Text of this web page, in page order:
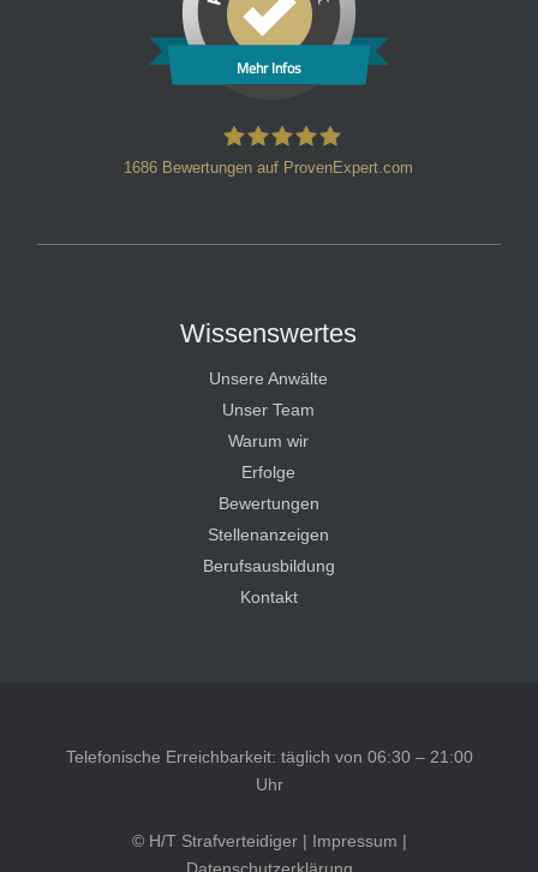
Mehr Infos
1686 Bewertungen auf ProvenExpert.com
Wissenswertes
Unsere Anwälte
Unser Team
Warum wir
Erfolge
Bewertungen
Stellenanzeigen
Berufsausbildung
Kontakt
Telefonische Erreichbarkeit: täglich von 06:30 – 21:00
Uhr
© H/T Strafverteidiger | Impressum |